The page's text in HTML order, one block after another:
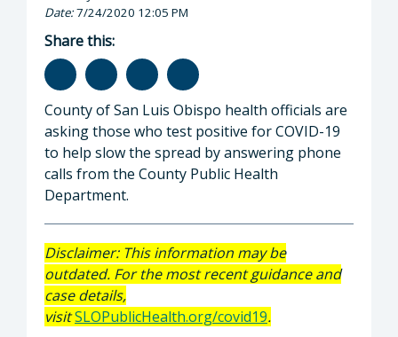
Date:7/24/2020 12:05 PM
Share this:
County of San Luis Obispo health officials are
asking those who test positive for COVID-19
to help slow the spread by answering phone
calls from the County Public Health
Department.
Disclaimer: This information may be
outdated. For the most recent guidance and
case details,
visitSLOPublicHealth.org/covid19.